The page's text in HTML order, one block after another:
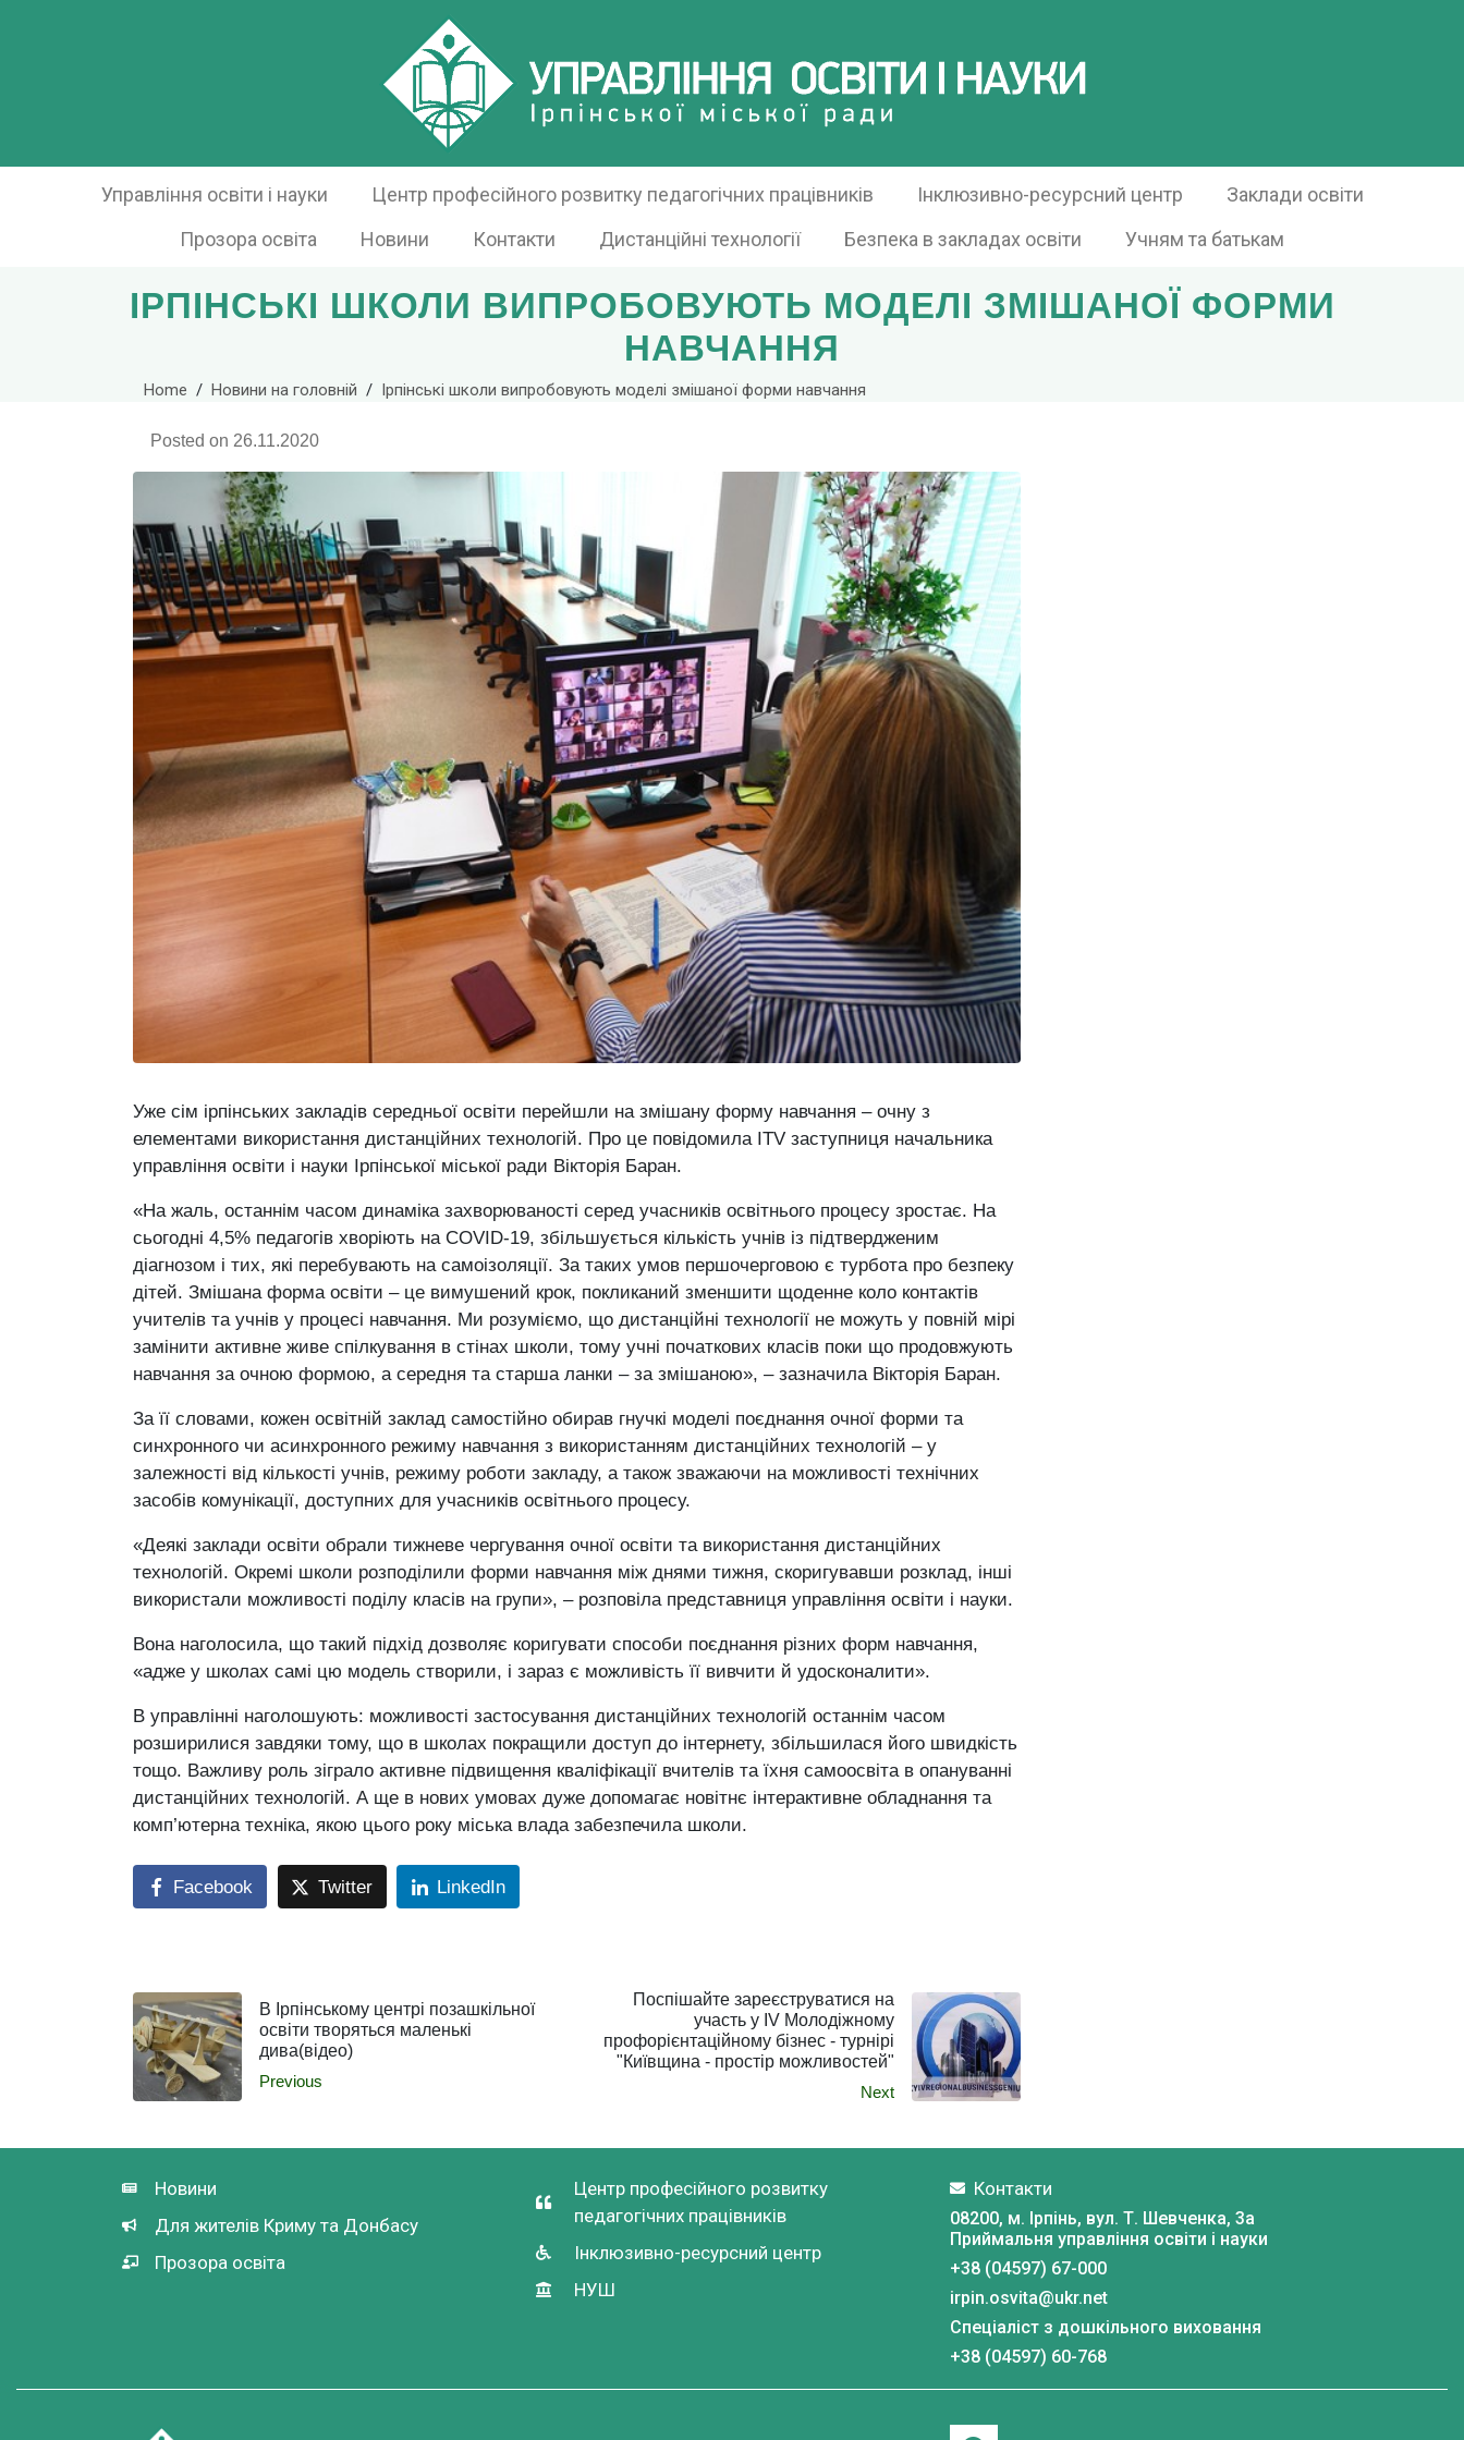
Управління освіти і науки Центр професійного розвитку педагогічних працівників Інклюзивно-ресурсний центр
Заклади освіти
Прозора освіта
Новини Контакти Дистанційні технології Безпека в закладах освіти Учням та батькам
ІРПІНСЬКІ ШКОЛИ ВИПРОБОВУЮТЬ МОДЕЛІ ЗМІШАНОЇ ФОРМИ
НАВЧАННЯ
Home Новини на головній Ірпінські школи випробовують моделі змішаної форми навчання
Posted on 26.11.2020
Уже сім ірпінських закладів середньої освіти перейшли на змішану форму навчання – очну з
елементами використання дистанційних технологій. Про це повідомила ITV заступниця начальника
управління освіти і науки Ірпінської міської ради Вікторія Баран.
«На жаль, останнім часом динаміка захворюваності серед учасників освітнього процесу зростає. На
сьогодні 4,5% педагогів хворіють на COVID-19, збільшується кількість учнів із підтвердженим
діагнозом і тих, які перебувають на самоізоляції. За таких умов першочерговою є турбота про безпеку
дітей. Змішана форма освіти – це вимушений крок, покликаний зменшити щоденне коло контактів
учителів та учнів у процесі навчання. Ми розуміємо, що дистанційні технології не можуть у повній мірі
замінити активне живе спілкування в стінах школи, тому учні початкових класів поки що продовжують
навчання за очною формою, а середня та старша ланки – за змішаною», – зазначила Вікторія Баран.
За її словами, кожен освітній заклад самостійно обирав гнучкі моделі поєднання очної форми та
синхронного чи асинхронного режиму навчання з використанням дистанційних технологій – у
залежності від кількості учнів, режиму роботи закладу, а також зважаючи на можливості технічних
засобів комунікації, доступних для учасників освітнього процесу.
«Деякі заклади освіти обрали тижневе чергування очної освіти та використання дистанційних
технологій. Окремі школи розподілили форми навчання між днями тижня, скоригувавши розклад, інші
використали можливості поділу класів на групи», – розповіла представниця управління освіти і науки.
Вона наголосила, що такий підхід дозволяє коригувати способи поєднання різних форм навчання,
«адже у школах самі цю модель створили, і зараз є можливість її вивчити й удосконалити».
В управлінні наголошують: можливості застосування дистанційних технологій останнім часом
розширилися завдяки тому, що в школах покращили доступ до інтернету, збільшилася його швидкість
тощо. Важливу роль зіграло активне підвищення кваліфікації вчителів та їхня самоосвіта в опануванні
дистанційних технологій. А ще в нових умовах дуже допомагає новітнє інтерактивне обладнання та
комп’ютерна техніка, якою цього року міська влада забезпечила школи.
Facebook Twitter LinkedIn
В Ірпінському центрі позашкільної
освіти творяться маленькі
дива(відео)
Previous
Поспішайте зареєструватися на
участь у IV Молодіжному
профорієнтаційному бізнес - турнірі
"Київщина - простір можливостей"
Next
Новини
Для жителів Криму та Донбасу
Прозора освіта
Центр професійного розвитку
педагогічних працівників
Інклюзивно-ресурсний центр
НУШ
Контакти
08200, м. Ірпінь, вул. Т. Шевченка, 3a
Приймальня управління освіти і науки
+38 (04597) 67-000
irpin.osvita@ukr.net
Спеціаліст з дошкільного виховання
+38 (04597) 60-768